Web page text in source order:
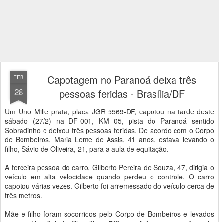
FEB
28
Capotagem no Paranoá deixa três
pessoas feridas - Brasília/DF
Um Uno Mille prata, placa JGR 5569-DF, capotou na tarde deste
sábado (27/2) na DF-001, KM 05, pista do Paranoá sentido
Sobradinho e deixou três pessoas feridas. De acordo com o Corpo
de Bombeiros, Maria Leme de Assis, 41 anos, estava levando o
filho, Sávio de Oliveira, 21, para a aula de equitação.
A terceira pessoa do carro, Gilberto Pereira de Souza, 47, dirigia o
veículo em alta velocidade quando perdeu o controle. O carro
capotou várias vezes. Gilberto foi arremessado do veículo cerca de
três metros.
Mãe e filho foram socorridos pelo Corpo de Bombeiros e levados